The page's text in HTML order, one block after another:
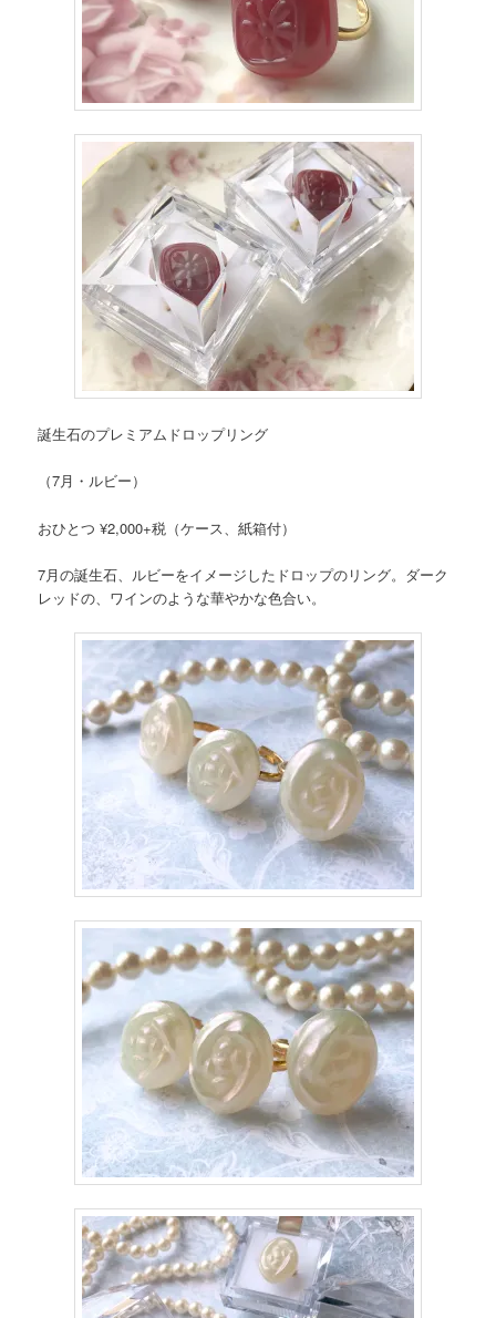
誕生石のプレミアムドロップリング
（7月・ルビー）
おひとつ ¥2,000+税（ケース、紙箱付）
7月の誕生石、ルビーをイメージしたドロップのリング。ダーク
レッドの、ワインのような華やかな色合い。